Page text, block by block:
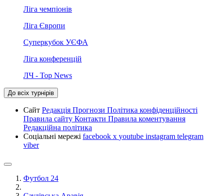
Ліга чемпіонів
Ліга Європи
Суперкубок УЄФА
Ліга конференцій
ЛЧ - Top News
До всіх турнірів
Сайт Редакція Прогнози Політика конфіденційності
Правила сайту Контакти Правила коментування
Редакційна політика
Соціальні мережі facebook x youtube instagram telegram
viber
Футбол 24